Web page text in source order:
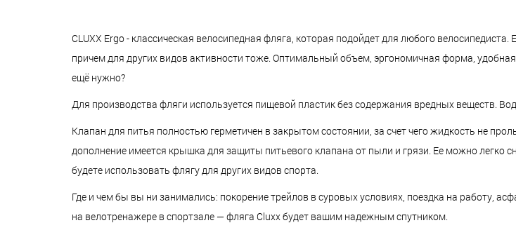
CLUXX Ergo - классическая велосипедная фляга, которая подойдет для любого
причем для других видов активности тоже. Оптимальный объем, эргономичная форма,
ещё нужно?
Для производства фляги используется пищевой пластик без содержания вредных веществ.
Клапан для питья полностью герметичен в закрытом состоянии, за счет чего жидкость не
дополнение имеется крышка для защиты питьевого клапана от пыли и грязи. Ее можно легко
будете использовать флягу для других видов спорта.
Где и чем бы вы ни занимались: покорение трейлов в суровых условиях, поездка на работу,
на велотренажере в спортзале — фляга Cluxx будет вашим надежным спутником.